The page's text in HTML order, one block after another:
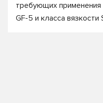
требующих применения
GF-5 и класса вязкости